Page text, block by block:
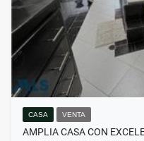
CASA VENTA
AMPLIA CASA CON